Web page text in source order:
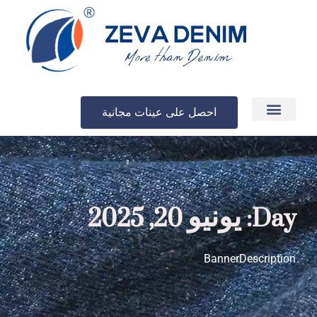
احصل على عينات مجانية
Day: يونيو 20, 2025
BannerDescription